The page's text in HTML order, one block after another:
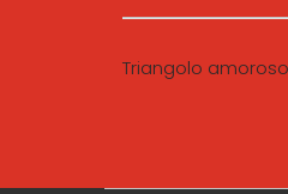
Triangolo amoroso